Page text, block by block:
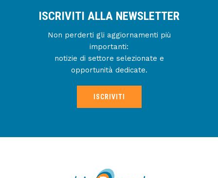
ISCRIVITI ALLA NEWSLETTER
Non perderti gli aggiornamenti più
importanti:
notizie di settore selezionate e
opportunità dedicate.
ISCRIVITI